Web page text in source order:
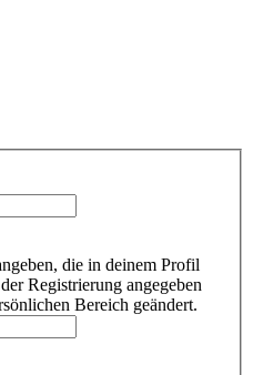
die in deinem Profil
Registrierung angegeben
Bereich geändert.